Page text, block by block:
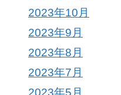
2023年10月
2023年9月
2023年8月
2023年7月
2023年5月